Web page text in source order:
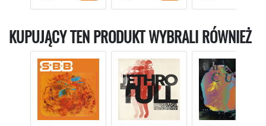
KUPUJĄCY TEN PRODUKT WYBRALI RÓWNIEŻ